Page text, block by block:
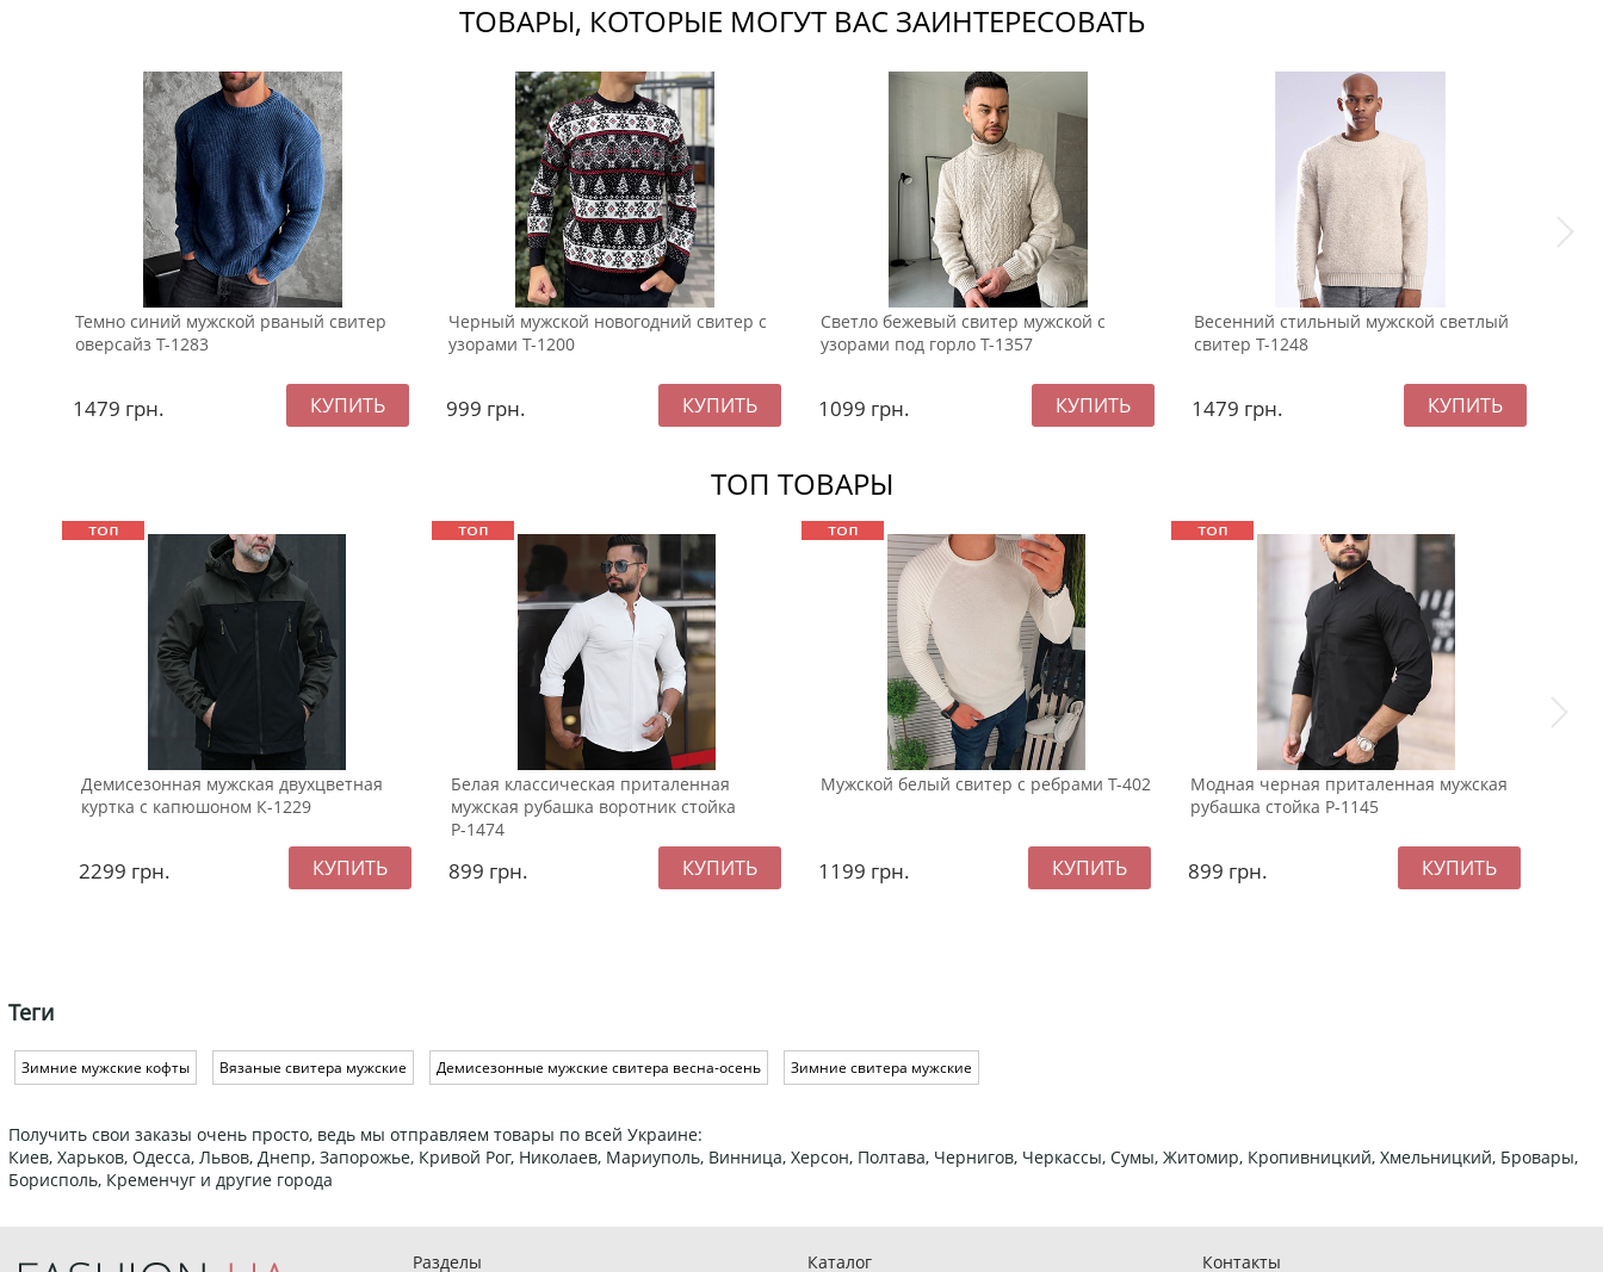
ТОВАРЫ, КОТОРЫЕ МОГУТ ВАС ЗАИНТЕРЕСОВАТЬ
Темно синий мужской рваный свитер
оверсайз Т-1283
1479 грн.
Черный мужской новогодний свитер с
узорами Т-1200
999 грн.
Светло бежевый свитер мужской с
узорами под горло Т-1357
1099 грн.
Весенний стильный мужской светлый
свитер Т-1248
1479 грн.
ТОП ТОВАРЫ
Демисезонная мужская двухцветная
куртка с капюшоном К-1229
2299 грн.
Белая классическая приталенная
мужская рубашка воротник стойка
Р-1474
899 грн.
Мужской белый свитер с ребрами Т-402
1199 грн.
Модная черная приталенная мужская
рубашка стойка Р-1145
899 грн.
Теги
Зимние мужские кофты Вязаные свитера мужские Демисезонные мужские свитера весна-осень Зимние свитера мужские
Получить свои заказы очень просто, ведь мы отправляем товары по всей Украине:
Киев, Харьков, Одесса, Львов, Днепр, Запорожье, Кривой Рог, Николаев, Мариуполь, Винница, Херсон, Полтава, Чернигов, Черкассы, Сумы, Житомир, Кропивницкий, Хмельницкий, Бровары,
Борисполь, Кременчуг и другие города
Разделы Каталог Контакты